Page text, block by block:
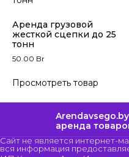
Аренда грузовой
жесткой сцепки до 25
тонн
50.00 Br
Просмотреть товар
Arendavsego.by
аренда
Сайт не является интернет-
вся информация